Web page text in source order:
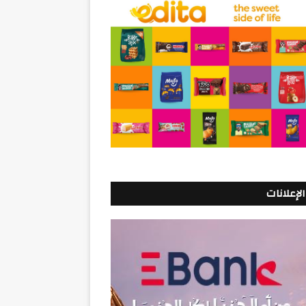
الإعلانات